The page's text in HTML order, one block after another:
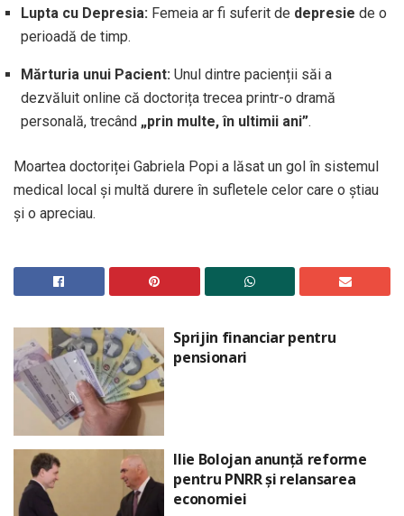
Lupta cu Depresia: Femeia ar fi suferit de depresie de o
perioadă de timp.
Mărturia unui Pacient: Unul dintre pacienții săi a
dezvăluit online că doctorița trecea printr-o dramă
personală, trecând „prin multe, în ultimii ani”.
Moartea doctoriței Gabriela Popi a lăsat un gol în sistemul
medical local și multă durere în sufletele celor care o știau
și o apreciau.
Sprijin financiar pentru
pensionari
Ilie Bolojan anunță reforme
pentru PNRR și relansarea
economiei